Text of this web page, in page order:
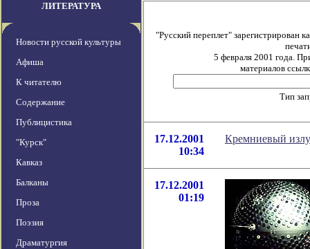
ЛИТЕРАТУРА
Новости русской культуры
Афиша
К читателю
Содержание
Публицистика
"Курск"
Кавказ
Балканы
Проза
Поэзия
Драматургия
"Русский переплет" зарегистрирован
5 февраля 2001 года.
материалов
Тип
17.12.2001
10:34
Кремниевый
17.12.2001
01:19